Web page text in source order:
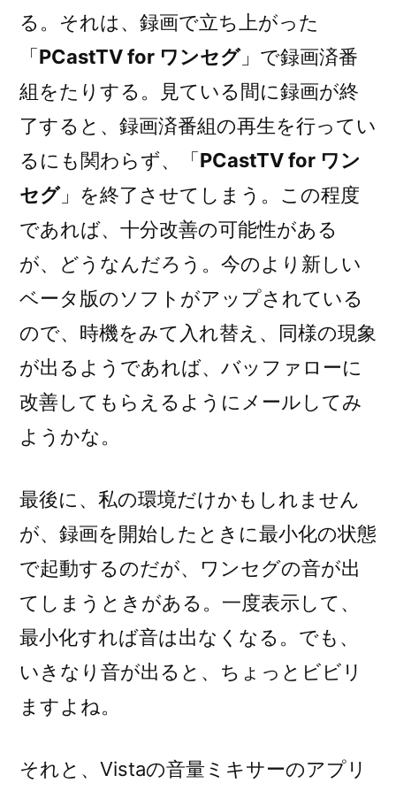
る。それは、録画で立ち上がった
「PCastTV for ワンセグ」で録画済番
組をたりする。見ている間に録画が終
了すると、録画済番組の再生を行ってい
るにも関わらず、「PCastTV for ワン
セグ」を終了させてしまう。この程度
であれば、十分改善の可能性がある
が、どうなんだろう。今のより新しい
ベータ版のソフトがアップされている
ので、時機をみて入れ替え、同様の現象
が出るようであれば、バッファローに
改善してもらえるようにメールしてみ
ようかな。
最後に、私の環境だけかもしれません
が、録画を開始したときに最小化の状態
で起動するのだが、ワンセグの音が出
てしまうときがある。一度表示して、
最小化すれば音は出なくなる。でも、
いきなり音が出ると、ちょっとビビリ
ますよね。
それと、Vistaの音量ミキサーのアプリ